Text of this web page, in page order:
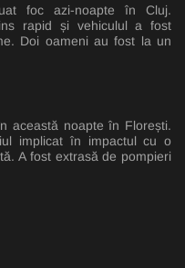
foc azi-noapte în Cluj.
rapid și vehiculul a fost
Doi oameni au fost la un
această noapte în Florești.
implicat în impactul cu o
A fost extrasă de pompieri